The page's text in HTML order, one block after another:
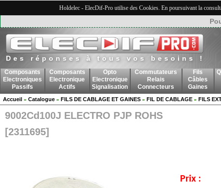
Holdelec - ElecDif-Pro utilise des Cookies. En poursuivant la
Des réponses à tous vos besoins !
Composants
Electroniques
Passifs
Composants
Electronique
Actifs
Opto
Electronique
Signalisation
Commutateurs
Relais
Connecteurs
Fils
Câbles
Gaines
Accueil » Catalogue » FILS DE CABLAGE ET GAINES » FIL DE CABLAGE » FILS
9002Cd100J ELECTRO PJP ROHS
[2311695]
Prix :